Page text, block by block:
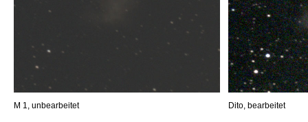
M 1, unbearbeitet Dito, bearbeitet